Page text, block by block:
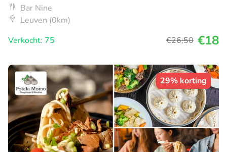
Bar Nine
Leuven (0km)
Verkocht: 75
€26,50 €18
29% korting